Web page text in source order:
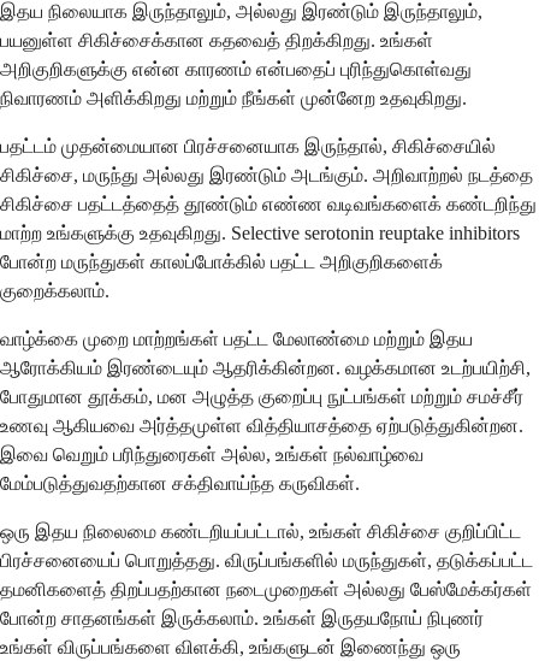
இதய நிலையாக இருந்தாலும், அல்லது இரண்டும் இருந்தாலும்,
பயனுள்ள சிகிச்சைக்கான கதவைத் திறக்கிறது. உங்கள்
அறிகுறிகளுக்கு என்ன காரணம் என்பதைப் புரிந்துகொள்வது
நிவாரணம் அளிக்கிறது மற்றும் நீங்கள் முன்னேற உதவுகிறது.
பதட்டம் முதன்மையான பிரச்சனையாக இருந்தால், சிகிச்சையில்
சிகிச்சை, மருந்து அல்லது இரண்டும் அடங்கும். அறிவாற்றல் நடத்தை
சிகிச்சை பதட்டத்தைத் தூண்டும் எண்ண வடிவங்களைக் கண்டறிந்து
மாற்ற உங்களுக்கு உதவுகிறது. Selective serotonin reuptake inhibitors
போன்ற மருந்துகள் காலப்போக்கில் பதட்ட அறிகுறிகளைக்
குறைக்கலாம்.
வாழ்க்கை முறை மாற்றங்கள் பதட்ட மேலாண்மை மற்றும் இதய
ஆரோக்கியம் இரண்டையும் ஆதரிக்கின்றன. வழக்கமான உடற்பயிற்சி,
போதுமான தூக்கம், மன அழுத்த குறைப்பு நுட்பங்கள் மற்றும் சமச்சீர்
உணவு ஆகியவை அர்த்தமுள்ள வித்தியாசத்தை ஏற்படுத்துகின்றன.
இவை வெறும் பரிந்துரைகள் அல்ல, உங்கள் நல்வாழ்வை
மேம்படுத்துவதற்கான சக்திவாய்ந்த கருவிகள்.
ஒரு இதய நிலைமை கண்டறியப்பட்டால், உங்கள் சிகிச்சை குறிப்பிட்ட
பிரச்சனையைப் பொறுத்தது. விருப்பங்களில் மருந்துகள், தடுக்கப்பட்ட
தமனிகளைத் திறப்பதற்கான நடைமுறைகள் அல்லது பேஸ்மேக்கர்கள்
போன்ற சாதனங்கள் இருக்கலாம். உங்கள் இருதயநோய் நிபுணர்
உங்கள் விருப்பங்களை விளக்கி, உங்களுடன் இணைந்து ஒரு